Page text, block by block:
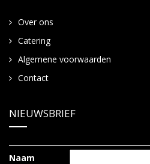
Over ons
Catering
Algemene voorwaarden
Contact
NIEUWSBRIEF
Naam